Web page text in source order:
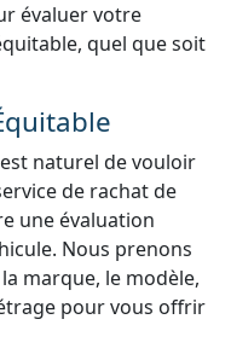
évaluer votre
quel que soit
naturel de vouloir
de rachat de
une évaluation
Nous prenons
marque, le modèle,
pour vous offrir